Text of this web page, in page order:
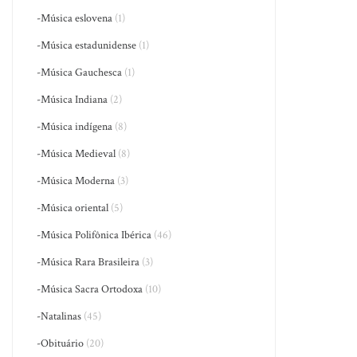
-Música eslovena (1)
-Música estadunidense (1)
-Música Gauchesca (1)
-Música Indiana (2)
-Música indígena (8)
-Música Medieval (8)
-Música Moderna (3)
-Música oriental (5)
-Música Polifônica Ibérica (46)
-Música Rara Brasileira (3)
-Música Sacra Ortodoxa (10)
-Natalinas (45)
-Obituário (20)